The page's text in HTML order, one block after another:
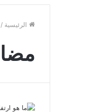
الرئيسية /